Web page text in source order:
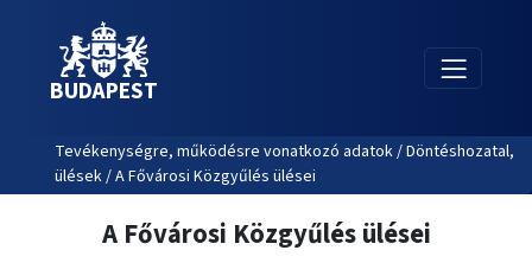
BUDAPEST
Tevékenységre, működésre vonatkozó adatok / Döntéshozatal,
ülések / A Fővárosi Közgyűlés ülései
A Fővárosi Közgyűlés ülései